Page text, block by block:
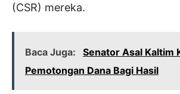
(CSR) mereka.
Baca Juga:
Senator Asal Kaltim
Pemotongan Dana Bagi Hasil